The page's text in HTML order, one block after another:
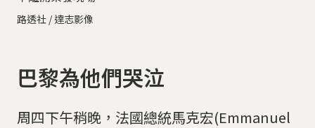
路透社 / 達志影像
巴黎為他們哭泣
周四下午稍晚，法國總統馬克宏(Emmanuel